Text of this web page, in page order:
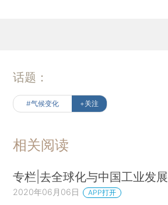
话题：
#气候变化 +关注
相关阅读
专栏|去全球化与中国工业发展
2020年06月06日 APP打开